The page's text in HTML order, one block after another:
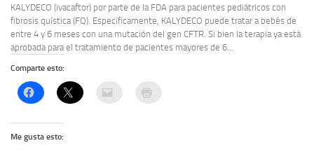
KALYDECO (ivacaftor) por parte de la FDA para pacientes pediátricos con
fibrosis quística (FQ). Específicamente, KALYDECO puede tratar a bebés de
entre 4 y 6 meses con una mutación del gen CFTR. Si bien la terapia ya está
aprobada para el tratamiento de pacientes mayores de 6...
Comparte esto:
Me gusta esto: